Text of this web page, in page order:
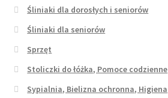
Śliniaki dla dorosłych i seniorów
Śliniaki dla seniorów
Sprzęt
Stoliczki do łóżka, Pomoce codzienne
Sypialnia, Bielizna ochronna, Higiena